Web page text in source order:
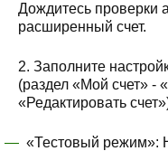
Дождитесь проверки
расширенный счет.
2. Заполните
(раздел «Мой счет» -
«Редактировать
«Тестовый режим»: